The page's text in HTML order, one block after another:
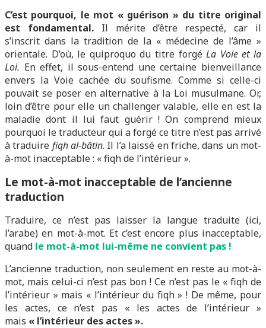
C’est pourquoi, le mot « guérison » du titre original
est fondamental.Il mérite d’être respecté, car il
s’inscrit dans la tradition de la « médecine de l’âme »
orientale. D’où, le quiproquo du titre forgéLa Voie et la
Loi. En effet, il sous-entend une certaine bienveillance
envers la Voie cachée du soufisme. Comme si celle-ci
pouvait se poser en alternative à la Loi musulmane. Or,
loin d’être pour elle un challenger valable, elle en est la
maladie dont il lui faut guérir ! On comprend mieux
pourquoi le traducteur qui a forgé ce titre n’est pas arrivé
à traduire fiqh al-bâtin. Il l’a laissé en friche, dans un mot-
à-mot inacceptable : « fiqh de l’intérieur ».
Le mot-à-mot inacceptable de l’ancienne
traduction
Traduire, ce n’est pas laisser la langue traduite (ici,
l’arabe) en mot-à-mot. Et c’est encore plus inacceptable,
quand le mot-à-mot lui-même ne convient pas !
L’ancienne traduction, non seulement en reste au mot-à-
mot, mais celui-ci n’est pas bon ! Ce n’est pas le « fiqh de
l’intérieur » mais « l’intérieur du fiqh » ! De même, pour
les actes, ce n’est pas « les actes de l’intérieur »
mais « l’intérieur des actes ».